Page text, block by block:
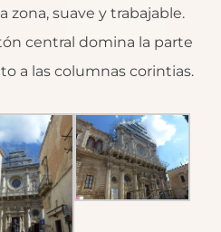
zona, suave y trabajable.
central domina la parte
a las columnas corintias.